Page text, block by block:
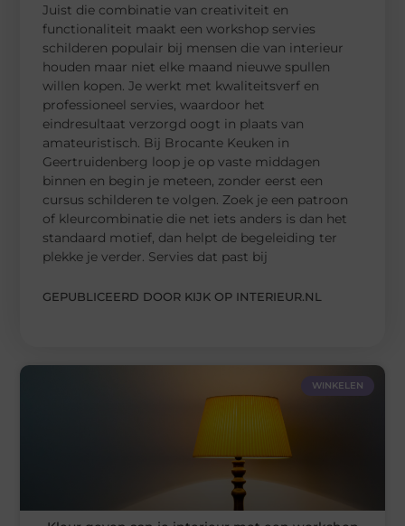
Juist die combinatie van creativiteit en
functionaliteit maakt een workshop servies
schilderen populair bij mensen die van interieur
houden maar niet elke maand nieuwe spullen
willen kopen. Je werkt met kwaliteitsverf en
professioneel servies, waardoor het
eindresultaat verzorgd oogt in plaats van
amateuristisch. Bij Brocante Keuken in
Geertruidenberg loop je op vaste middagen
binnen en begin je meteen, zonder eerst een
cursus schilderen te volgen. Zoek je een patroon
of kleurcombinatie die net iets anders is dan het
standaard motief, dan helpt de begeleiding ter
plekke je verder. Servies dat past bij
GEPUBLICEERD DOOR KIJK OP INTERIEUR.NL
WINKELEN